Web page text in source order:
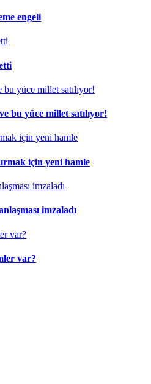
engeli
bu yüce millet satılıyor!
için yeni hamle
imzaladı
var?